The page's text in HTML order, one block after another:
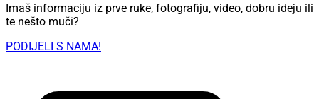
Imaš informaciju iz prve ruke, fotografiju, video, dobru ideju ili
te nešto muči?
PODIJELI S NAMA!